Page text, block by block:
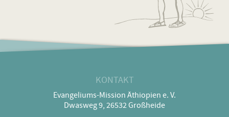
KONTAKT
Evangeliums-Mission Äthiopien e. V.
Dwasweg 9, 26532 Großheide